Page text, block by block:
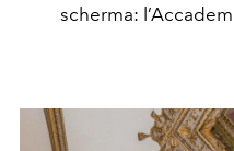
scherma: